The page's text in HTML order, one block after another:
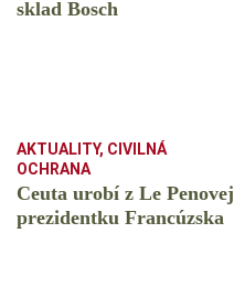
sklad Bosch
AKTUALITY, CIVILNÁ
OCHRANA
Ceuta urobí z Le Penovej
prezidentku Francúzska